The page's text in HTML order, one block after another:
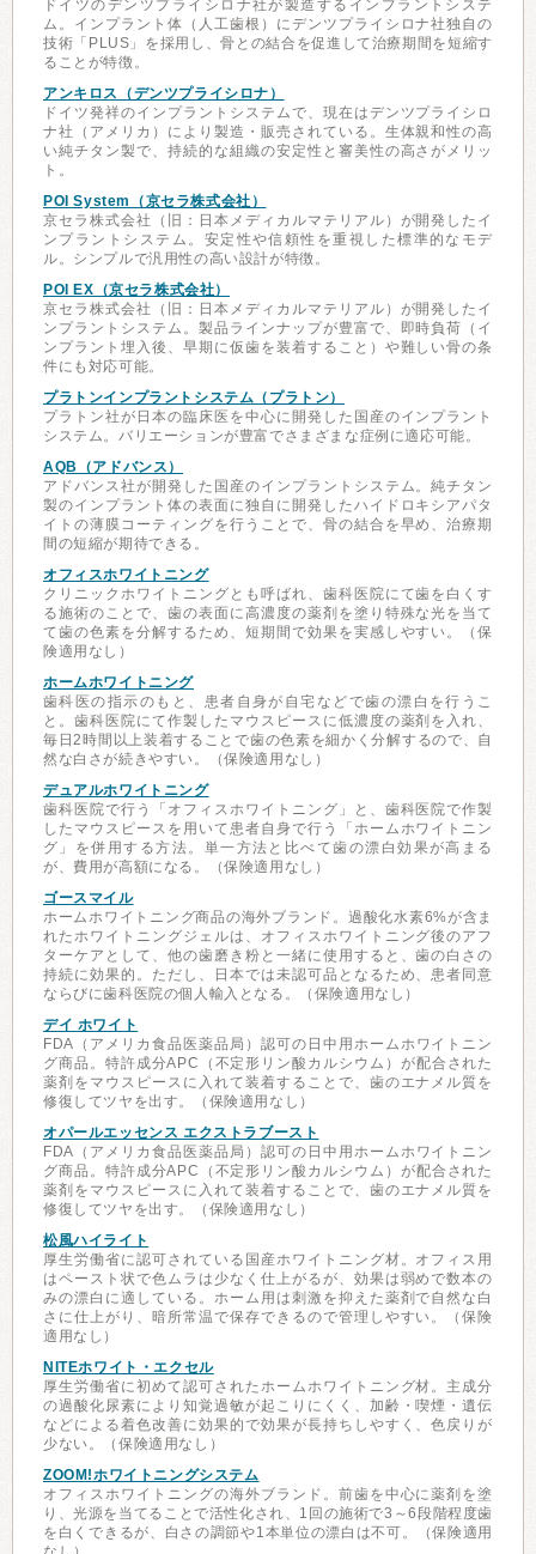
ドイツのデンツプライシロナ社が製造するインプラントシステ
ム。インプラント体（人工歯根）にデンツプライシロナ社独自の
技術「PLUS」を採用し、骨との結合を促進して治療期間を短縮す
ることが特徴。
アンキロス（デンツプライシロナ）
ドイツ発祥のインプラントシステムで、現在はデンツプライシロ
ナ社（アメリカ）により製造・販売されている。生体親和性の高
い純チタン製で、持続的な組織の安定性と審美性の高さがメリッ
ト。
POI System（京セラ株式会社）
京セラ株式会社（旧：日本メディカルマテリアル）が開発したイ
ンプラントシステム。安定性や信頼性を重視した標準的なモデ
ル。シンプルで汎用性の高い設計が特徴。
POI EX（京セラ株式会社）
京セラ株式会社（旧：日本メディカルマテリアル）が開発したイ
ンプラントシステム。製品ラインナップが豊富で、即時負荷（イ
ンプラント埋入後、早期に仮歯を装着すること）や難しい骨の条
件にも対応可能。
プラトンインプラントシステム（プラトン）
プラトン社が日本の臨床医を中心に開発した国産のインプラント
システム。バリエーションが豊富でさまざまな症例に適応可能。
AQB（アドバンス）
アドバンス社が開発した国産のインプラントシステム。純チタン
製のインプラント体の表面に独自に開発したハイドロキシアパタ
イトの薄膜コーティングを行うことで、骨の結合を早め、治療期
間の短縮が期待できる。
オフィスホワイトニング
クリニックホワイトニングとも呼ばれ、歯科医院にて歯を白くす
る施術のことで、歯の表面に高濃度の薬剤を塗り特殊な光を当て
て歯の色素を分解するため、短期間で効果を実感しやすい。（保
険適用なし）
ホームホワイトニング
歯科医の指示のもと、患者自身が自宅などで歯の漂白を行うこ
と。歯科医院にて作製したマウスピースに低濃度の薬剤を入れ、
毎日2時間以上装着することで歯の色素を細かく分解するので、自
然な白さが続きやすい。（保険適用なし）
デュアルホワイトニング
歯科医院で行う「オフィスホワイトニング」と、歯科医院で作製
したマウスピースを用いて患者自身で行う「ホームホワイトニン
グ」を併用する方法。単一方法と比べて歯の漂白効果が高まる
が、費用が高額になる。（保険適用なし）
ゴースマイル
ホームホワイトニング商品の海外ブランド。過酸化水素6%が含ま
れたホワイトニングジェルは、オフィスホワイトニング後のアフ
ターケアとして、他の歯磨き粉と一緒に使用すると、歯の白さの
持続に効果的。ただし、日本では未認可品となるため、患者同意
ならびに歯科医院の個人輸入となる。（保険適用なし）
デイ ホワイト
FDA（アメリカ食品医薬品局）認可の日中用ホームホワイトニン
グ商品。特許成分APC（不定形リン酸カルシウム）が配合された
薬剤をマウスピースに入れて装着することで、歯のエナメル質を
修復してツヤを出す。（保険適用なし）
オパールエッセンス エクストラブースト
FDA（アメリカ食品医薬品局）認可の日中用ホームホワイトニン
グ商品。特許成分APC（不定形リン酸カルシウム）が配合された
薬剤をマウスピースに入れて装着することで、歯のエナメル質を
修復してツヤを出す。（保険適用なし）
松風ハイライト
厚生労働省に認可されている国産ホワイトニング材。オフィス用
はペースト状で色ムラは少なく仕上がるが、効果は弱めで数本の
みの漂白に適している。ホーム用は刺激を抑えた薬剤で自然な白
さに仕上がり、暗所常温で保存できるので管理しやすい。（保険
適用なし）
NITEホワイト・エクセル
厚生労働省に初めて認可されたホームホワイトニング材。主成分
の過酸化尿素により知覚過敏が起こりにくく、加齢・喫煙・遺伝
などによる着色改善に効果的で効果が長持ちしやすく、色戻りが
少ない。（保険適用なし）
ZOOM!ホワイトニングシステム
オフィスホワイトニングの海外ブランド。前歯を中心に薬剤を塗
り、光源を当てることで活性化され、1回の施術で3～6段階程度歯
を白くできるが、白さの調節や1本単位の漂白は不可。（保険適用